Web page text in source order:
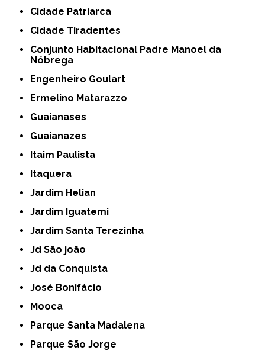
Cidade Patriarca
Cidade Tiradentes
Conjunto Habitacional Padre Manoel da
Nóbrega
Engenheiro Goulart
Ermelino Matarazzo
Guaianases
Guaianazes
Itaim Paulista
Itaquera
Jardim Helian
Jardim Iguatemi
Jardim Santa Terezinha
Jd São joão
Jd da Conquista
José Bonifácio
Mooca
Parque Santa Madalena
Parque São Jorge